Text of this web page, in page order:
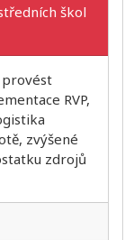
škol
provést
RVP,
zvýšené
zdrojů